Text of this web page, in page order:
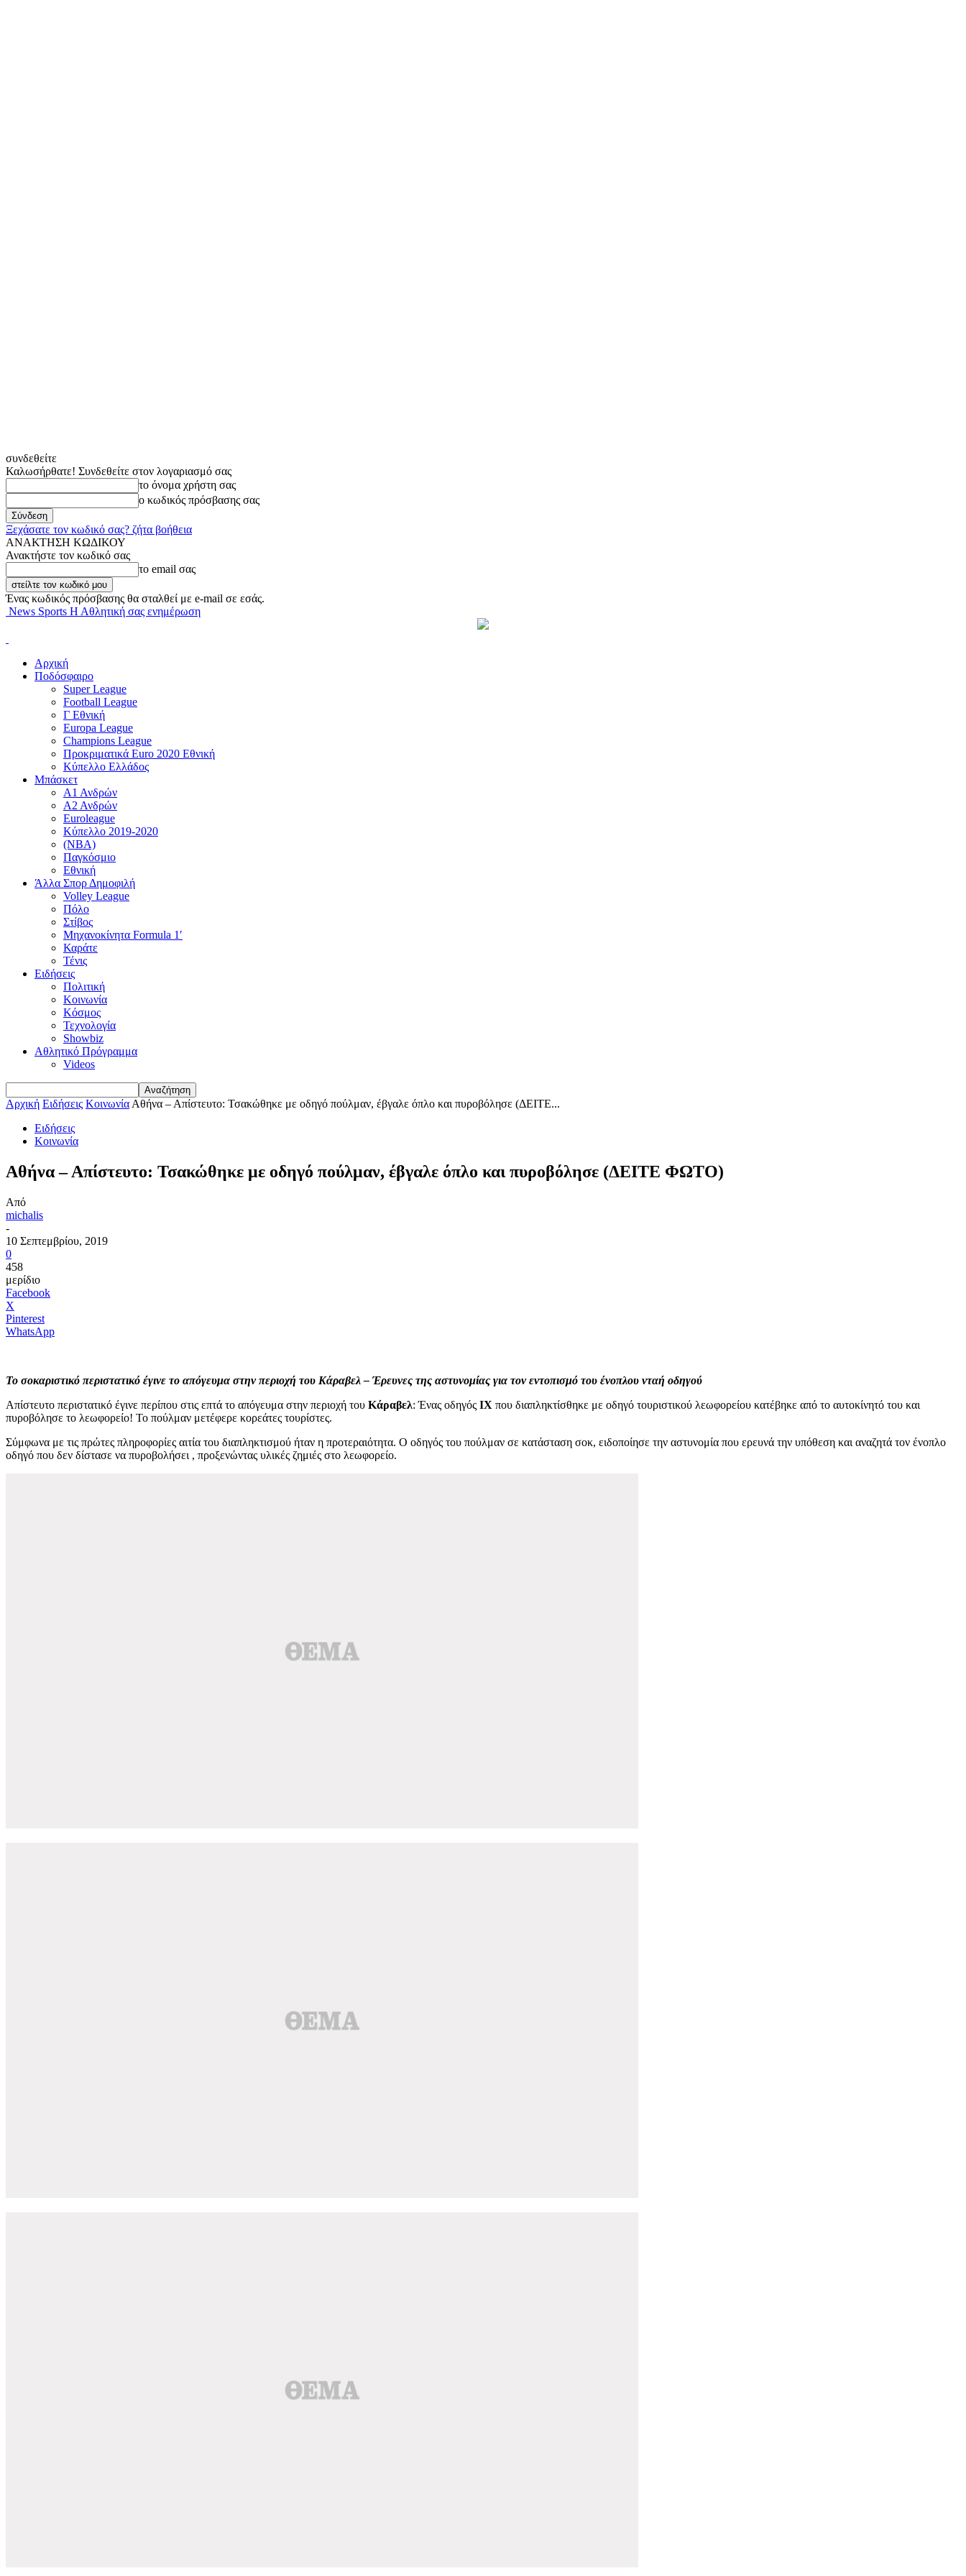
συνδεθείτε
Καλωσήρθατε! Συνδεθείτε στον λογαριασμό σας
το όνομα χρήστη σας
ο κωδικός πρόσβασης σας
Ξεχάσατε τον κωδικό σας? ζήτα βοήθεια
ΑΝΑΚΤΗΣΗ ΚΩΔΙΚΟΥ
Ανακτήστε τον κωδικό σας
το email σας
Ένας κωδικός πρόσβασης θα σταλθεί με e-mail σε εσάς.
News Sports Η Αθλητική σας ενημέρωση
Αρχική
Ποδόσφαιρο
Super League
Football League
Γ Εθνική
Europa League
Champions League
Προκριματικά Euro 2020 Εθνική
Κύπελλο Ελλάδος
Μπάσκετ
Α1 Ανδρών
Α2 Ανδρών
Euroleague
Κύπελλο 2019-2020
(NBA)
Παγκόσμιο
Εθνική
Άλλα Σπορ Δημοφιλή
Volley League
Πόλο
Στίβος
Μηχανοκίνητα Formula 1′
Καράτε
Τένις
Ειδήσεις
Πολιτική
Κοινωνία
Κόσμος
Τεχνολογία
Showbiz
Αθλητικό Πρόγραμμα
Videos
Αρχική Ειδήσεις Κοινωνία Αθήνα – Απίστευτο: Τσακώθηκε με οδηγό πούλμαν, έβγαλε όπλο και πυροβόλησε (ΔΕΙΤΕ...
Ειδήσεις
Κοινωνία
Αθήνα – Απίστευτο: Τσακώθηκε με οδηγό πούλμαν, έβγαλε όπλο και πυροβόλησε (ΔΕΙΤΕ ΦΩΤΟ)
Από
michalis
-
10 Σεπτεμβρίου, 2019
0
458
μερίδιο
Facebook
X
Pinterest
WhatsApp
Το σοκαριστικό περιστατικό έγινε το απόγευμα στην περιοχή του Κάραβελ – Έρευνες της αστυνομίας για τον εντοπισμό του ένοπλου νταή οδηγού
Απίστευτο περιστατικό έγινε περίπου στις επτά το απόγευμα στην περιοχή του Κάραβελ: Ένας οδηγός ΙΧ που διαπληκτίσθηκε με οδηγό τουριστικού λεωφορείου κατέβηκε από το αυτοκίνητό του και
πυροβόλησε το λεωφορείο! Το πούλμαν μετέφερε κορεάτες τουρίστες.
Σύμφωνα με τις πρώτες πληροφορίες αιτία του διαπληκτισμού ήταν η προτεραιότητα. Ο οδηγός του πούλμαν σε κατάσταση σοκ, ειδοποίησε την αστυνομία που ερευνά την υπόθεση και αναζητά τον ένοπλο
οδηγό που δεν δίστασε να πυροβολήσει , προξενώντας υλικές ζημιές στο λεωφορείο.